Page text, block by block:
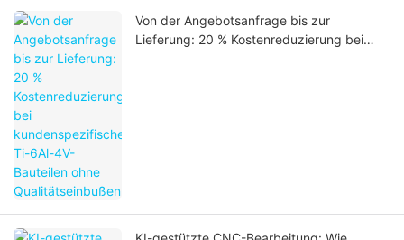
Von der Angebotsanfrage bis zur
Lieferung: 20 % Kostenreduzierung bei